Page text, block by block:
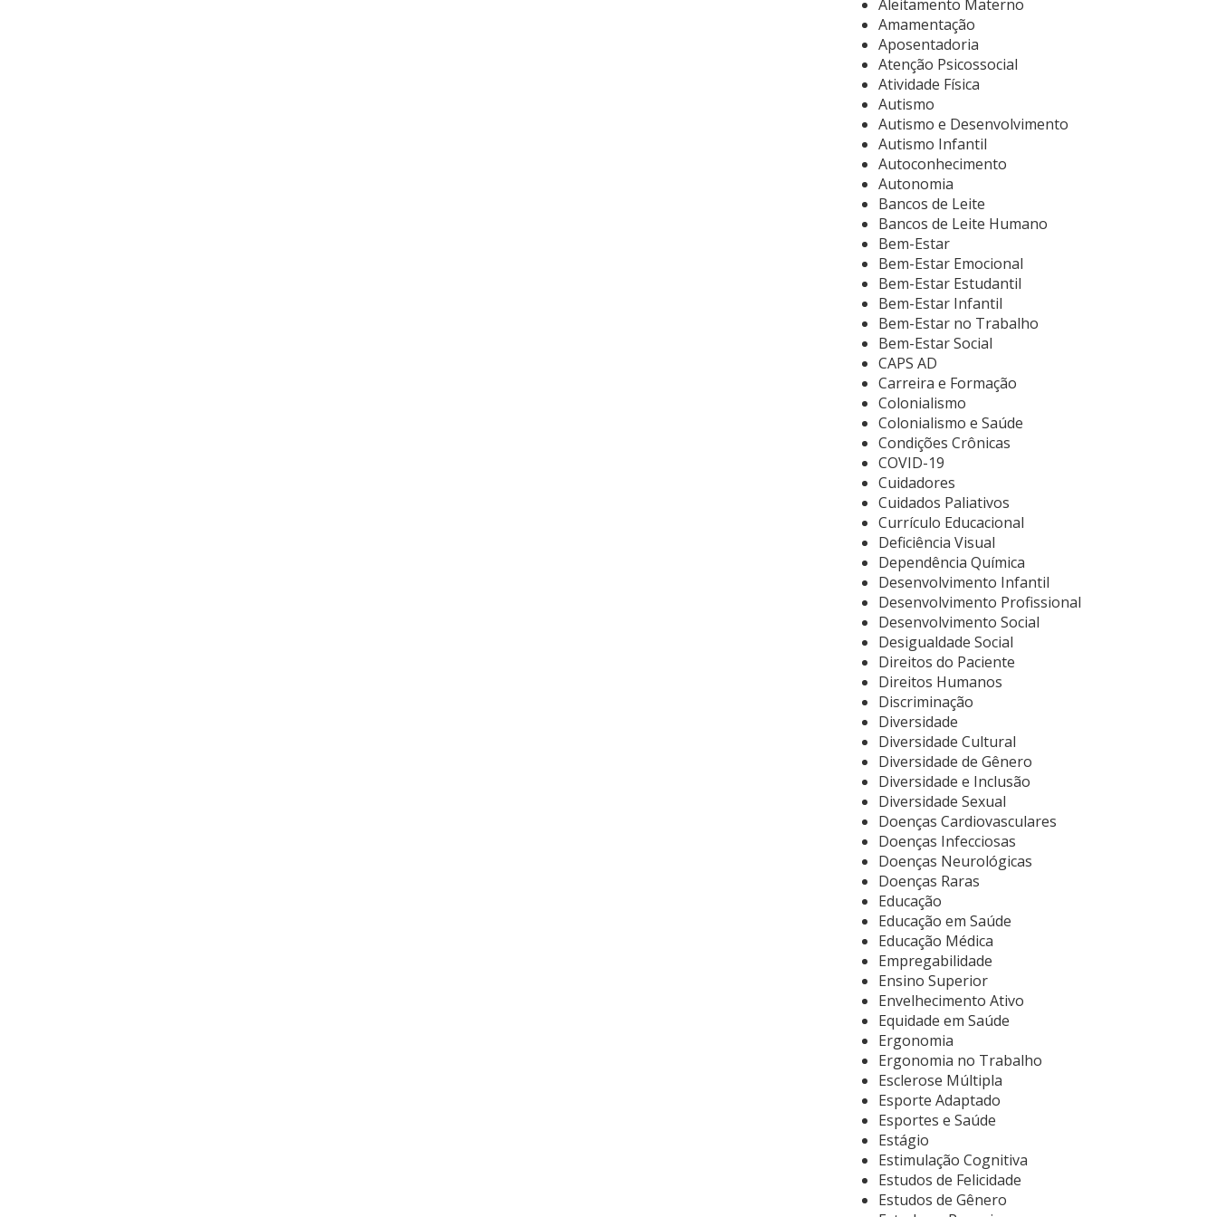
Aleitamento Materno
Amamentação
Aposentadoria
Atenção Psicossocial
Atividade Física
Autismo
Autismo e Desenvolvimento
Autismo Infantil
Autoconhecimento
Autonomia
Bancos de Leite
Bancos de Leite Humano
Bem-Estar
Bem-Estar Emocional
Bem-Estar Estudantil
Bem-Estar Infantil
Bem-Estar no Trabalho
Bem-Estar Social
CAPS AD
Carreira e Formação
Colonialismo
Colonialismo e Saúde
Condições Crônicas
COVID-19
Cuidadores
Cuidados Paliativos
Currículo Educacional
Deficiência Visual
Dependência Química
Desenvolvimento Infantil
Desenvolvimento Profissional
Desenvolvimento Social
Desigualdade Social
Direitos do Paciente
Direitos Humanos
Discriminação
Diversidade
Diversidade Cultural
Diversidade de Gênero
Diversidade e Inclusão
Diversidade Sexual
Doenças Cardiovasculares
Doenças Infecciosas
Doenças Neurológicas
Doenças Raras
Educação
Educação em Saúde
Educação Médica
Empregabilidade
Ensino Superior
Envelhecimento Ativo
Equidade em Saúde
Ergonomia
Ergonomia no Trabalho
Esclerose Múltipla
Esporte Adaptado
Esportes e Saúde
Estágio
Estimulação Cognitiva
Estudos de Felicidade
Estudos de Gênero